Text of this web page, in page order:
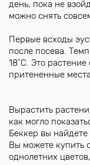
день, пока не
можно снять
Первые всходы
после посева.
18˚С. Это
притененные
Вырастить
как могло
Беккер вы
Вы можете купить
однолетних